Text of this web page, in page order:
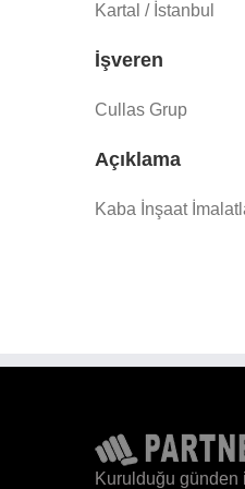
Kartal / İstanbul
İşveren
Cullas Grup
Açıklama
Kaba İnşaat
Kurulduğu günden